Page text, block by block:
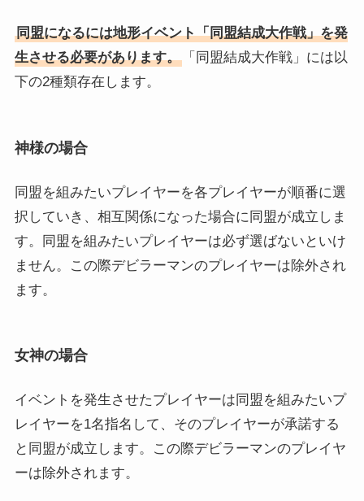
同盟になるには地形イベント「同盟結成大作戦」を発
生させる必要があります。「同盟結成大作戦」には以
下の2種類存在します。
神様の場合
同盟を組みたいプレイヤーを各プレイヤーが順番に選
択していき、相互関係になった場合に同盟が成立しま
す。同盟を組みたいプレイヤーは必ず選ばないといけ
ません。この際デビラーマンのプレイヤーは除外され
ます。
女神の場合
イベントを発生させたプレイヤーは同盟を組みたいプ
レイヤーを1名指名して、そのプレイヤーが承諾する
と同盟が成立します。この際デビラーマンのプレイヤ
ーは除外されます。